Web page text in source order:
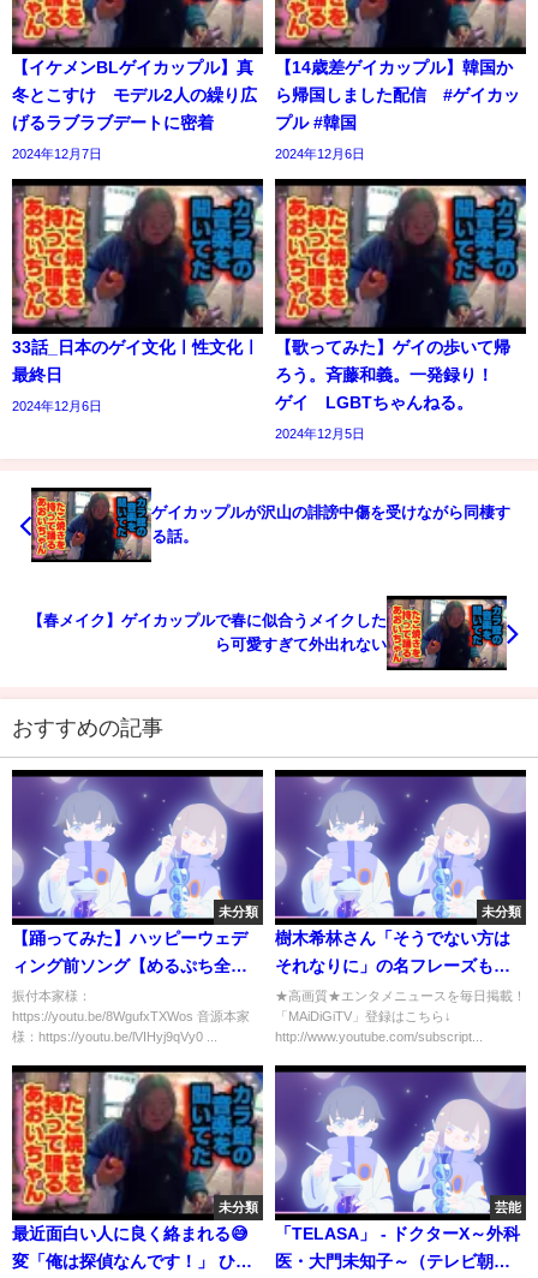
【イケメンBLゲイカップル】真
冬とこすけ モデル2人の繰り広
げるラブラブデートに密着
2024年12月7日
【14歳差ゲイカップル】韓国か
ら帰国しました配信 #ゲイカッ
プル #韓国
2024年12月6日
33話_日本のゲイ文化ㅣ性文化ㅣ
最終日
2024年12月6日
【歌ってみた】ゲイの歩いて帰
ろう。斉藤和義。一発録り！
ゲイ LGBTちゃんねる。
2024年12月5日
ゲイカップルが沢山の誹謗中傷を受けながら同棲す
る話。
【春メイク】ゲイカップルで春に似合うメイクした
ら可愛すぎて外出れない
おすすめの記事
未分類
【踊ってみた】ハッピーウェデ
ィング前ソング【めるぷち全
員！】
振付本家様：
https://youtu.be/8WgufxTXWos 音源本家
様：https://youtu.be/lVIHyj9qVy0 ...
未分類
樹木希林さん「そうでない方は
それなりに」の名フレーズも
富士フイルムCM特別映像が公開
★高画質★エンタメニュースを毎日掲載！
「MAiDiGiTV」登録はこちら↓
http://www.youtube.com/subscript...
未分類
最近面白い人に良く絡まれる😅
変「俺は探偵なんです！」 ひ
芸能
「TELASA」 - ドクターX～外科
医・大門未知子～（テレビ朝